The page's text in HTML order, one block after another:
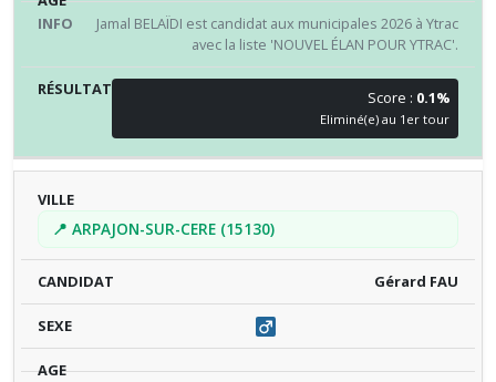
Jamal BELAÏDI est candidat aux municipales 2026 à Ytrac
avec la liste 'NOUVEL ÉLAN POUR YTRAC'.
Score : 0.1%
Eliminé(e) au 1er tour
📍 ARPAJON-SUR-CERE (15130)
Gérard FAU